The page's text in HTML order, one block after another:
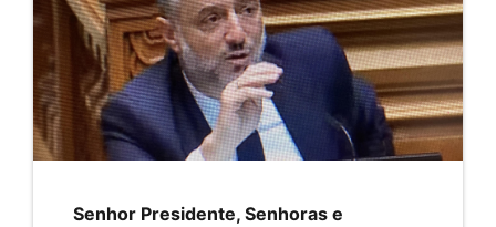
Senhor Presidente, Senhoras e